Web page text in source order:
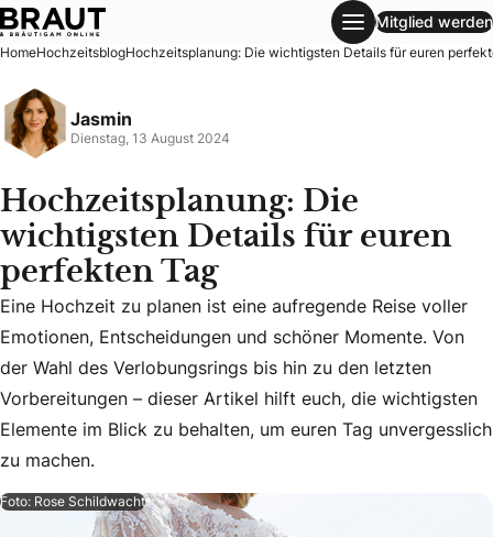
Hochzeitsplanung: Die wichtigsten Details für euren
Mitglied werden
HomeHochzeitsblogHochzeitsplanung: Die wichtigsten Details für euren
Jasmin
Dienstag, 13 August 2024
Hochzeitsplanung: Die
wichtigsten Details für euren
perfekten Tag
Eine Hochzeit zu planen ist eine aufregende Reise voller
Eine Hochzeit zu planen ist eine aufregende Reise voller
Emotionen, Entscheidungen und schöner Momente. Von
der Wahl des Verlobungsrings bis hin zu den letzten
Vorbereitungen – dieser Artikel hilft euch, die wichtigsten
Elemente im Blick zu behalten, um euren Tag unvergesslich
zu machen.
Foto: Rose Schildwacht